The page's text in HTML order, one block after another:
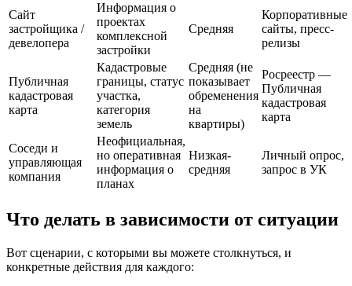
Сайт
застройщика /
девелопера
Информация о
проектах
комплексной
застройки
Средняя
Корпоративные
сайты, пресс-
релизы
Публичная
кадастровая
карта
Кадастровые
границы, статус
участка,
категория
земель
Средняя (не
показывает
обременения
на
квартиры)
Росреестр —
Публичная
кадастровая
карта
Соседи и
управляющая
компания
Неофициальная,
но оперативная
информация о
планах
Низкая-
средняя
Личный опрос,
запрос в УК
Что делать в зависимости от ситуации
Вот сценарии, с которыми вы можете столкнуться, и
конкретные действия для каждого: